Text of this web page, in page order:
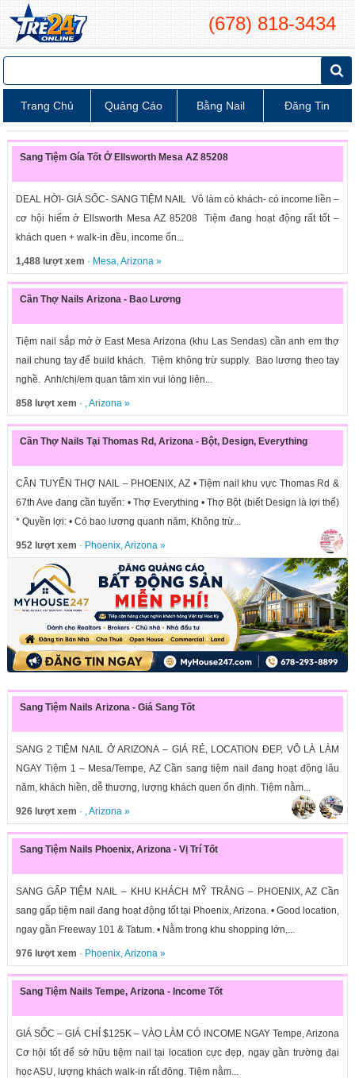
(678) 818-3434
Trang Chủ Quảng Cáo Bằng Nail Đăng Tin
Sang Tiệm Gía Tốt Ở Ellsworth Mesa AZ 85208
DEAL HỜI- GIÁ SỐC- SANG TIỆM NAIL Vô làm có khách- có income liền –
cơ hội hiếm ở Ellsworth Mesa AZ 85208 Tiệm đang hoạt động rất tốt –
khách quen + walk-in đều, income ổn...
1,488 lượt xem · Mesa,Arizona»
Cần Thợ Nails Arizona - Bao Lương
Tiệm nail sắp mở ờ East Mesa Arizona (khu Las Sendas) cần anh em thợ
nail chung tay để build khách. Tiệm không trừ supply. Bao lương theo tay
nghề. Anh/chị/em quan tâm xin vui lòng liên...
858 lượt xem · ,Arizona»
Cần Thợ Nails Tại Thomas Rd, Arizona - Bột, Design, Everything
CẦN TUYỂN THỢ NAIL – PHOENIX, AZ • Tiệm nail khu vực Thomas Rd &
67th Ave đang cần tuyển: • Thợ Everything • Thợ Bột (biết Design là lợi thế)
* Quyền lợi: • Có bao lương quanh năm, Không trừ...
952 lượt xem · Phoenix,Arizona»
Sang Tiệm Nails Arizona - Giá Sang Tốt
SANG 2 TIỆM NAIL Ở ARIZONA – GIÁ RẺ, LOCATION ĐẸP, VÔ LÀ LÀM
NGAY Tiệm 1 – Mesa/Tempe, AZ Cần sang tiệm nail đang hoạt động lâu
năm, khách hiền, dễ thương, lượng khách quen ổn định. Tiệm nằm...
926 lượt xem · , Arizona »
Sang Tiệm Nails Phoenix, Arizona - Vị Trí Tốt
SANG GẤP TIỆM NAIL – KHU KHÁCH MỸ TRẮNG – PHOENIX, AZ Cần
sang gấp tiệm nail đang hoạt động tốt tại Phoenix, Arizona. • Good location,
ngay gần Freeway 101 & Tatum. • Nằm trong khu shopping lớn,...
976 lượt xem · Phoenix, Arizona »
Sang Tiệm Nails Tempe, Arizona - Income Tốt
GIÁ SỐC – GIÁ CHỈ $125K – VÀO LÀM CÓ INCOME NGAY Tempe, Arizona
Cơ hội tốt để sở hữu tiệm nail tại location cực đẹp, ngay gần trường đại
học ASU, lượng khách walk-in rất đông. Tiệm nằm...